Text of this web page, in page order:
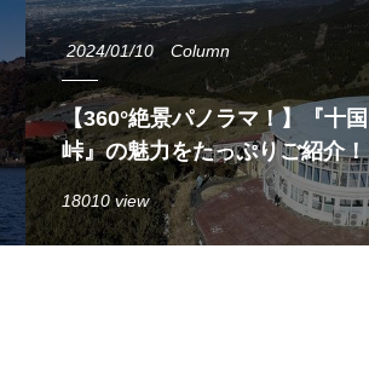
2024/01/10 Column
【360°絶景パノラマ！】『十国
峠』の魅力をたっぷりご紹介！
18010 view